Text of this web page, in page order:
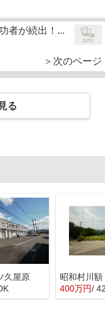
者が続出！...
＞次のページ
る
久屋原
昭和村川
400万円/